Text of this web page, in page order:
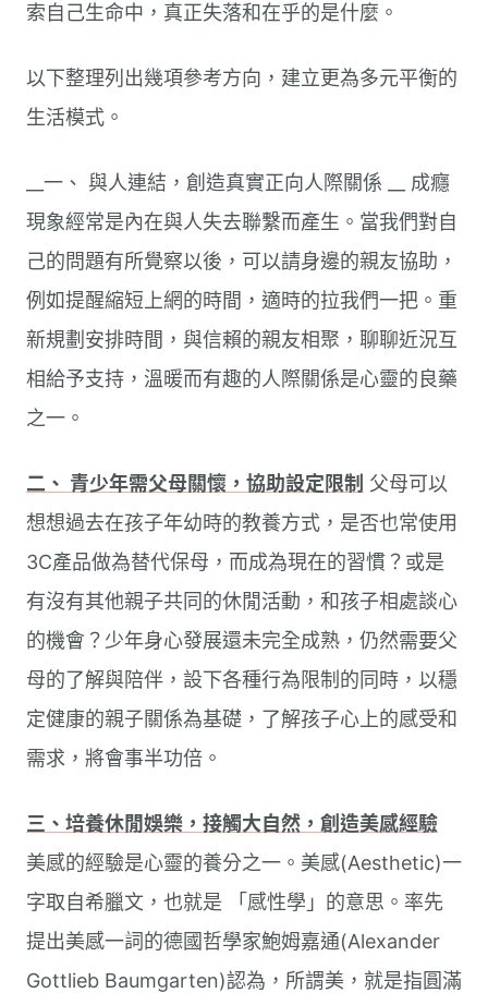
索自己生命中，真正失落和在乎的是什麼。
以下整理列出幾項參考方向，建立更為多元平衡的
生活模式。
__一、 與人連結，創造真實正向人際關係 __ 成癮
現象經常是內在與人失去聯繫而產生。當我們對自
己的問題有所覺察以後，可以請身邊的親友協助，
例如提醒縮短上網的時間，適時的拉我們一把。重
新規劃安排時間，與信賴的親友相聚，聊聊近況互
相給予支持，溫暖而有趣的人際關係是心靈的良藥
之一。
二、 青少年需父母關懷，協助設定限制 父母可以
想想過去在孩子年幼時的教養方式，是否也常使用
3C產品做為替代保母，而成為現在的習慣？或是
有沒有其他親子共同的休閒活動，和孩子相處談心
的機會？少年身心發展還未完全成熟，仍然需要父
母的了解與陪伴，設下各種行為限制的同時，以穩
定健康的親子關係為基礎，了解孩子心上的感受和
需求，將會事半功倍。
三、培養休閒娛樂，接觸大自然，創造美感經驗
美感的經驗是心靈的養分之一。美感(Aesthetic)一
字取自希臘文，也就是 「感性學」的意思。率先
提出美感一詞的德國哲學家鮑姆嘉通(Alexander
Gottlieb Baumgarten)認為，所謂美，就是指圓滿